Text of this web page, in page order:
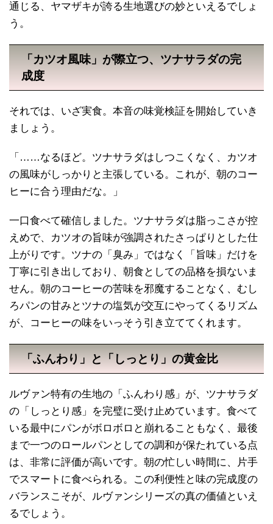
通じる、ヤマザキが誇る生地選びの妙といえるでしょ
う。
「カツオ風味」が際立つ、ツナサラダの完
成度
それでは、いざ実食。本音の味覚検証を開始していき
ましょう。
「……なるほど。ツナサラダはしつこくなく、カツオ
の風味がしっかりと主張している。これが、朝のコー
ヒーに合う理由だな。」
一口食べて確信しました。ツナサラダは脂っこさが控
えめで、カツオの旨味が強調されたさっぱりとした仕
上がりです。ツナの「臭み」ではなく「旨味」だけを
丁寧に引き出しており、朝食としての品格を損ないま
せん。朝のコーヒーの苦味を邪魔することなく、むし
ろパンの甘みとツナの塩気が交互にやってくるリズム
が、コーヒーの味をいっそう引き立ててくれます。
「ふんわり」と「しっとり」の黄金比
ルヴァン特有の生地の「ふんわり感」が、ツナサラダ
の「しっとり感」を完璧に受け止めています。食べて
いる最中にパンがボロボロと崩れることもなく、最後
まで一つのロールパンとしての調和が保たれている点
は、非常に評価が高いです。朝の忙しい時間に、片手
でスマートに食べられる。この利便性と味の完成度の
バランスこそが、ルヴァンシリーズの真の価値といえ
るでしょう。